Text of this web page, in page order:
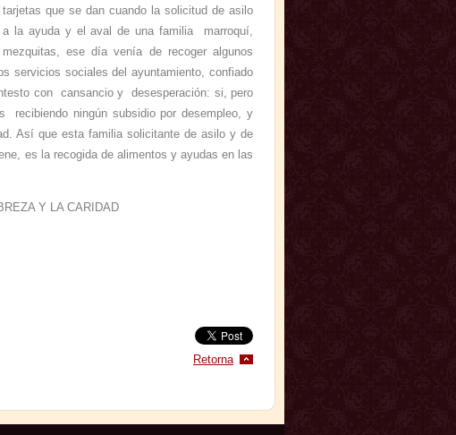
que se dan cuando la solicitud de asilo
la ayuda y el aval de una familia marroquí,
ese día venía de recoger algunos
servicios sociales del ayuntamiento, confiado
con cansancio y desesperación: si, pero
recibiendo ningún subsidio por desempleo, y
Así que esta familia solicitante de asilo y de
es la recogida de alimentos y ayudas en las
Y LA CARIDAD
Retorna